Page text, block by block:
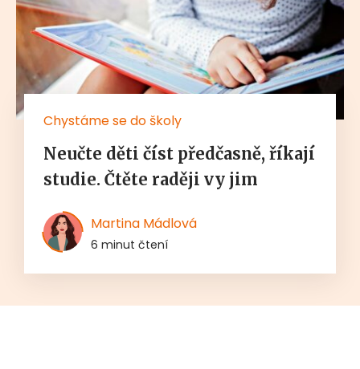
Chystáme se do školy
Neučte děti číst předčasně, říkají
studie. Čtěte raději vy jim
Martina Mádlová
6 minut čtení